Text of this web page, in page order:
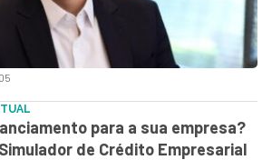
para a sua empresa?
de Crédito Empresarial